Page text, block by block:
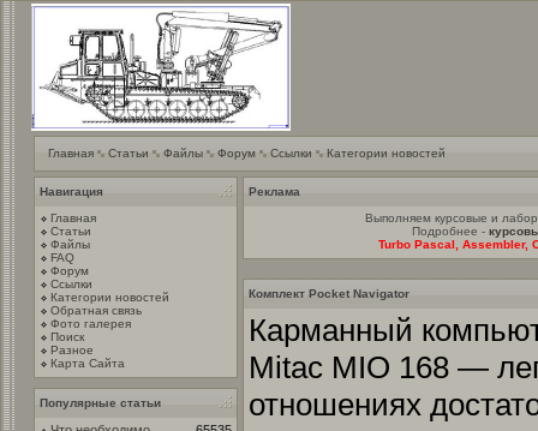
Главная Статьи Файлы Форум Ссылки Категории новостей
Навигация
Главная
Статьи
Файлы
FAQ
Форум
Ссылки
Категории новостей
Обратная связь
Фото галерея
Поиск
Разное
Карта Сайта
Популярные статьи
Реклама
Выполняем курсовые и
Подробнее -
Turbo Pascal, Assembler,
Комплект Pocket Navigator
Карманный
Mitac MIO 168 —
отношениях